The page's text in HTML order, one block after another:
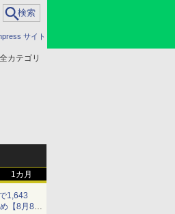
サイト
全カテゴリ
1カ月
1,643
【8月8日